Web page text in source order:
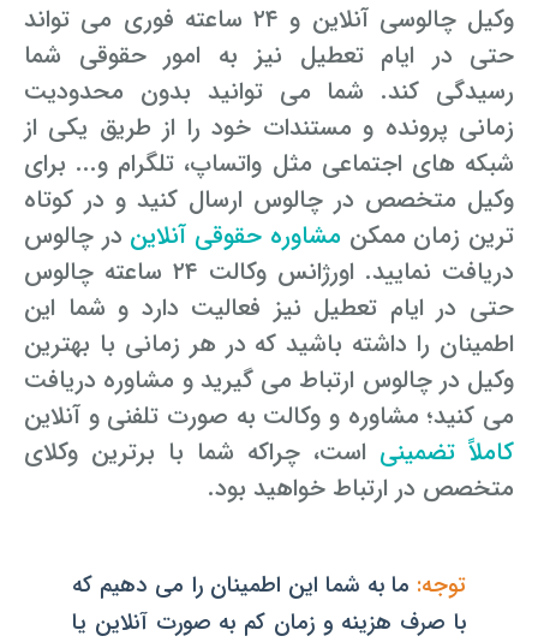
وکیل چالوسی آنلاین و ۲۴ ساعته فوری می تواند
حتی در ایام تعطیل نیز به امور حقوقی شما
رسیدگی کند. شما می توانید بدون محدودیت
زمانی پرونده و مستندات خود را از طریق یکی از
شبکه های اجتماعی مثل واتساپ، تلگرام و... برای
وکیل متخصص در چالوس ارسال کنید و در کوتاه
ترین زمان ممکن مشاوره حقوقی آنلاین در چالوس
دریافت نمایید. اورژانس وکالت ۲۴ ساعته چالوس
حتی در ایام تعطیل نیز فعالیت دارد و شما این
اطمینان را داشته باشید که در هر زمانی با بهترین
وکیل در چالوس ارتباط می گیرید و مشاوره دریافت
می کنید؛ مشاوره و وکالت به صورت تلفنی و آنلاین
کاملاً تضمینی است، چراکه شما با برترین وکلای
متخصص در ارتباط خواهید بود.
توجه: ما به شما این اطمینان را می دهیم که
با صرف هزینه و زمان کم به صورت آنلاین یا